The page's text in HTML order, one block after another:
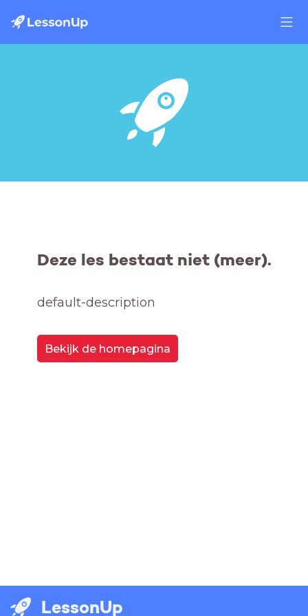
Deze les bestaat niet (meer).
default-description
Bekijk de homepagina
LessonUp